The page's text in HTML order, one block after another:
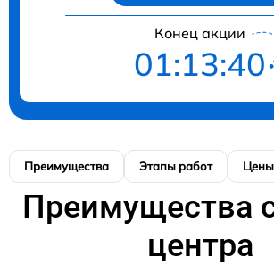
Конец акции
01:13:39
Преимущества Этапы работ Цены
Преимущества
центра